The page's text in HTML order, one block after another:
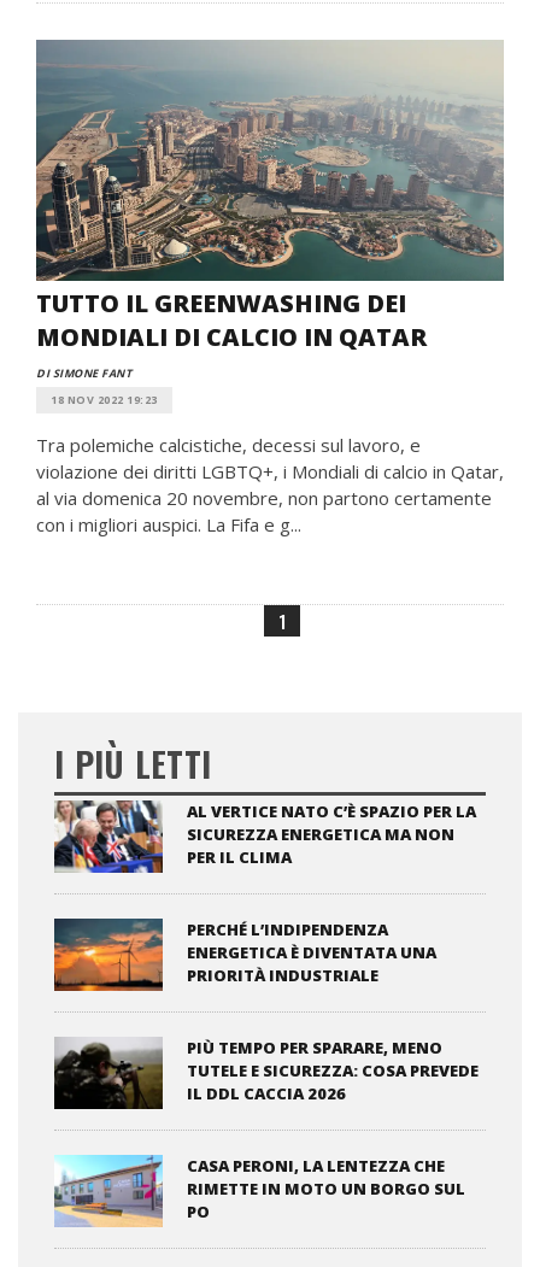
TUTTO IL GREENWASHING DEI
MONDIALI DI CALCIO IN QATAR
DI SIMONE FANT
18 NOV 2022 19:23
Tra polemiche calcistiche, decessi sul lavoro, e
violazione dei diritti LGBTQ+, i Mondiali di calcio in Qatar,
al via domenica 20 novembre, non partono certamente
con i migliori auspici. La Fifa e g...
1
I PIÙ LETTI
AL VERTICE NATO C’È SPAZIO PER LA
SICUREZZA ENERGETICA MA NON
PER IL CLIMA
PERCHÉ L’INDIPENDENZA
ENERGETICA È DIVENTATA UNA
PRIORITÀ INDUSTRIALE
PIÙ TEMPO PER SPARARE, MENO
TUTELE E SICUREZZA: COSA PREVEDE
IL DDL CACCIA 2026
CASA PERONI, LA LENTEZZA CHE
RIMETTE IN MOTO UN BORGO SUL
PO